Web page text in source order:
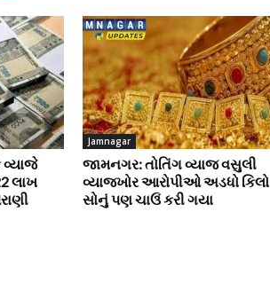
વ્યાજે
લાખ
Jamnagar
જામનગર: તોતિંગ વ્યાજ વસુલી
વ્યાજખોર આરોપીઓ અડધો કિલો
સોનું પણ ચાઉં કરી ગયા